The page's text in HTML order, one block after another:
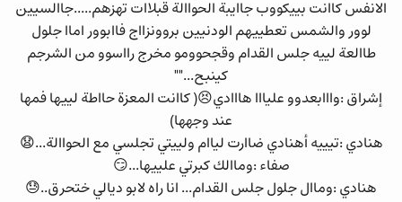
الانفس كاانت بييكووب جاايبة الحواالة قبلاات تهزهم.....جاالسيين
لوور والشمس تعطييهم الودنيين بروونزااج فاابوور اماا جلول
طاالعة لييه جلس القدام وقجحوومو مخرج رااسوو من الشرجم
كينبح...""
إشراق :وااابعدوو عليااا هااادي😣( كاانت المعزة حااطة لييها فمها
عند وجهها)
هنادي :تيييه أهنادي ضاارت لياام ولييتي تجلسي مع الحواالة...😧
صفاء :وماالك كبرتي علييها...😏
هنادي :وماال جلول جلس القدام... انا راه لابو ديالي ختحرق..😓